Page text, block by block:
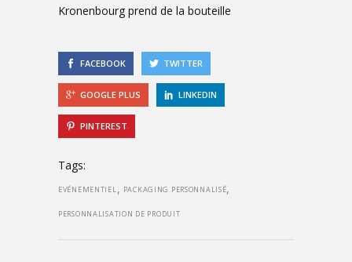
Kronenbourg prend de la bouteille
FACEBOOK TWITTER
GOOGLE PLUS LINKEDIN
PINTEREST
Tags:
EVÉNEMENTIEL, PACKAGING PERSONNALISÉ,
PERSONNALISATION DE PRODUIT